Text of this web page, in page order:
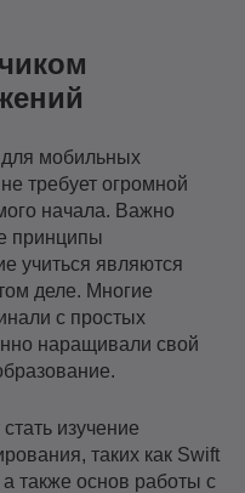
для мобильных
требует огромной
начала. Важно
принципы
учиться являются
деле. Многие
с простых
наращивали свой
изучение
таких как Swift
также основ работы с